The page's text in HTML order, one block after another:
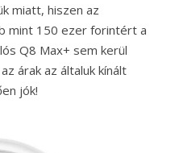
miatt, hiszen az
mint 150 ezer forintért a
Q8 Max+ sem kerül
árak az általuk kínált
jók!